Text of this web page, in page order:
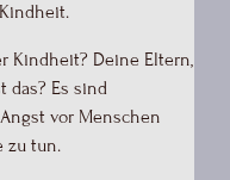
Kindheit? Deine Eltern,
das? Es sind
vor Menschen
zu tun.